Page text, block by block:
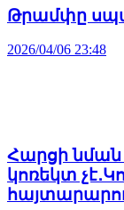
Թրամփը
2026/04/06 23:48
Հարցի նման
կոռեկտ